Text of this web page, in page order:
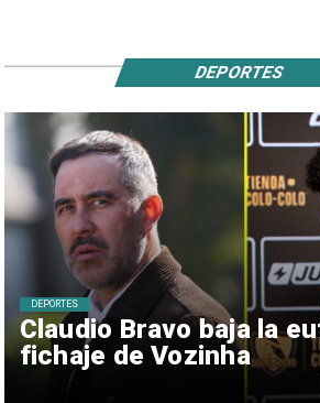
Claudio Bravo baja la
fichaje de Vozinha
DEPORTES
DEPORTES